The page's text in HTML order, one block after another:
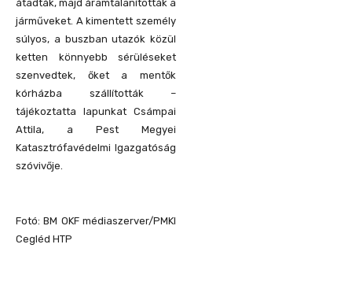
átadták, majd áramtalanították a
járműveket. A kimentett személy
súlyos, a buszban utazók közül
ketten könnyebb sérüléseket
szenvedtek, őket a mentők
kórházba szállították –
tájékoztatta lapunkat Csámpai
Attila, a Pest Megyei
Katasztrófavédelmi Igazgatóság
szóvivője.
Fotó: BM OKF médiaszerver/PMKI
Cegléd HTP